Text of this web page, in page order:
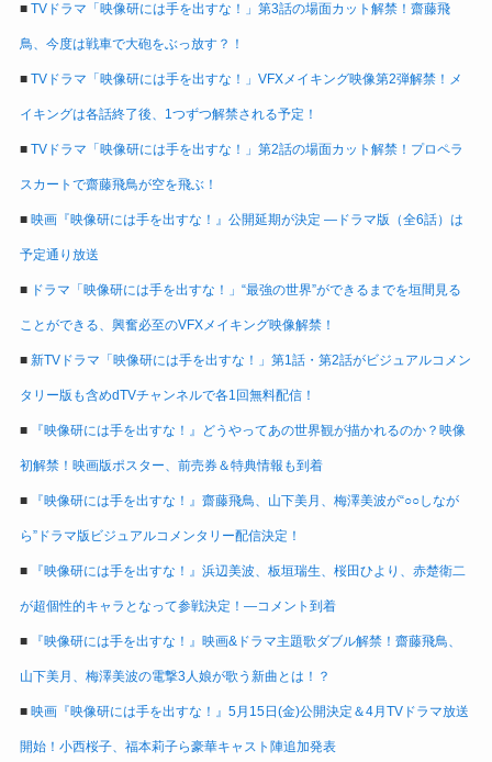
■ TVドラマ「映像研には手を出すな！」第3話の場面カット解禁！齋藤飛
鳥、今度は戦車で大砲をぶっ放す？！
■ TVドラマ「映像研には手を出すな！」VFXメイキング映像第2弾解禁！メ
イキングは各話終了後、1つずつ解禁される予定！
■ TVドラマ「映像研には手を出すな！」第2話の場面カット解禁！プロペラ
スカートで齋藤飛鳥が空を飛ぶ！
■ 映画『映像研には手を出すな！』公開延期が決定 ―ドラマ版（全6話）は
予定通り放送
■ ドラマ「映像研には手を出すな！」“最強の世界”ができるまでを垣間見る
ことができる、興奮必至のVFXメイキング映像解禁！
■ 新TVドラマ「映像研には手を出すな！」第1話・第2話がビジュアルコメン
タリー版も含めdTVチャンネルで各1回無料配信！
■ 『映像研には手を出すな！』どうやってあの世界観が描かれるのか？映像
初解禁！映画版ポスター、前売券＆特典情報も到着
■ 『映像研には手を出すな！』齋藤飛鳥、山下美月、梅澤美波が“○○しなが
ら”ドラマ版ビジュアルコメンタリー配信決定！
■ 『映像研には手を出すな！』浜辺美波、板垣瑞生、桜田ひより、赤楚衛二
が超個性的キャラとなって参戦決定！―コメント到着
■ 『映像研には手を出すな！』映画&ドラマ主題歌ダブル解禁！齋藤飛鳥、
山下美月、梅澤美波の電撃3人娘が歌う新曲とは！？
■ 映画『映像研には手を出すな！』5月15日(金)公開決定＆4月TVドラマ放送
開始！小西桜子、福本莉子ら豪華キャスト陣追加発表